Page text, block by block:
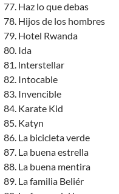
Haz lo que debas
Hijos de los hombres
Hotel Rwanda
Ida
lnterstellar
Intocable
Invencible
Karate Kid
Katyn
La bicicleta verde
La buena estrella
La buena mentira
La familia Beliér